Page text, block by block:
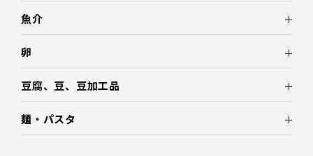
魚介
卵
豆腐、豆、豆加工品
麺・パスタ